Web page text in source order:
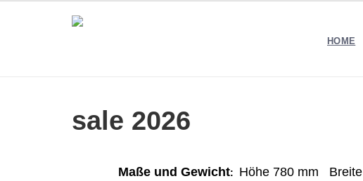
HOME
sale 2026
Maße und Gewicht: Höhe 780 mm Breite